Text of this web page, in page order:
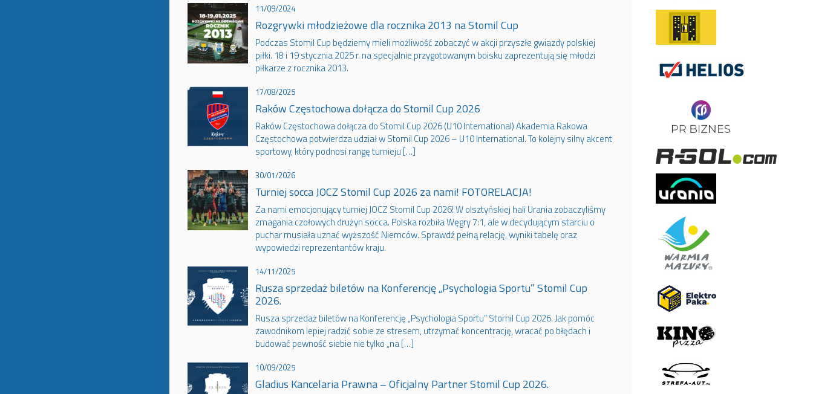
11/09/2024
Rozgrywki młodzieżowe dla rocznika 2013 na Stomil Cup
Podczas Stomil Cup będziemy mieli możliwość zobaczyć w akcji przyszłe gwiazdy polskiej
piłki. 18 i 19 stycznia 2025 r. na specjalnie przygotowanym boisku zaprezentują się młodzi
piłkarze z rocznika 2013.
17/08/2025
Raków Częstochowa dołącza do Stomil Cup 2026
Raków Częstochowa dołącza do Stomil Cup 2026 (U10 International) Akademia Rakowa
Częstochowa potwierdza udział w Stomil Cup 2026 – U10 International. To kolejny silny akcent
sportowy, który podnosi rangę turnieju […]
30/01/2026
Turniej socca JOCZ Stomil Cup 2026 za nami! FOTORELACJA!
Za nami emocjonujący turniej JOCZ Stomil Cup 2026! W olsztyńskiej hali Urania zobaczyliśmy
zmagania czołowych drużyn socca. Polska rozbiła Węgry 7:1, ale w decydującym starciu o
puchar musiała uznać wyższość Niemców. Sprawdź pełną relację, wyniki tabelę oraz
wypowiedzi reprezentantów kraju.
14/11/2025
Rusza sprzedaż biletów na Konferencję „Psychologia Sportu” Stomil Cup
2026.
Rusza sprzedaż biletów na Konferencję „Psychologia Sportu” Stomil Cup 2026. Jak pomóc
zawodnikom lepiej radzić sobie ze stresem, utrzymać koncentrację, wracać po błędach i
budować pewność siebie nie tylko „na […]
10/09/2025
Gladius Kancelaria Prawna – Oficjalny Partner Stomil Cup 2026.